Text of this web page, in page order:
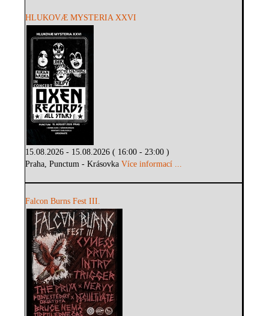
HLUKOVÆ MYSTERIA XXVI
15.08.2026 - 15.08.2026 ( 16:00 - 23:00 )
Praha, Punctum - KrásovkaVíce informací ...
Falcon Burns Fest III.